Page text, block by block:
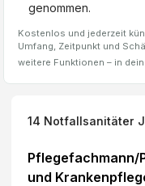
genommen.
Kostenlos und jederzeit
Umfang, Zeitpunkt und
weitere Funktionen – in
14 Notfallsanitäter
Pflegefachmann/
und